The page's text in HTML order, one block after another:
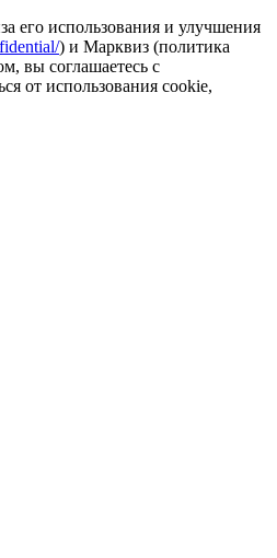
его использования и улучшения
) и Марквиз (политика
вы соглашаетесь с
от использования cookie,